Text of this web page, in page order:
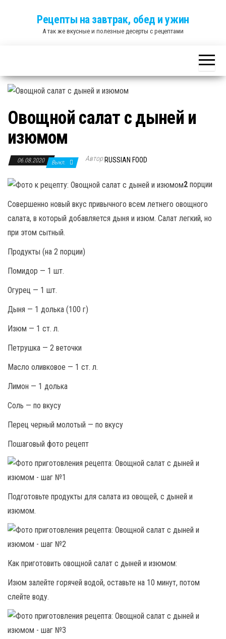
Рецепты на завтрак, обед и ужин
А так же вкусные и полезные десерты с рецептами
Овощной салат с дыней и
изюмом
06.08.2020 Выкл. Автор RUSSIAN FOOD
2 порции
Совершенно новый вкус привычного всем летнего овощного
салата, в который добавляется дыня и изюм. Салат легкий, но
при этом сытный.
Продукты (на 2 порции)
Помидор — 1 шт.
Огурец — 1 шт.
Дыня — 1 долька (100 г)
Изюм — 1 ст. л.
Петрушка — 2 веточки
Масло оливковое — 1 ст. л.
Лимон — 1 долька
Соль — по вкусу
Перец черный молотый — по вкусу
Пошаговый фото рецепт
Подготовьте продукты для салата из овощей, с дыней и
изюмом.
Как приготовить овощной салат с дыней и изюмом:
Изюм залейте горячей водой, оставьте на 10 минут, потом
слейте воду.